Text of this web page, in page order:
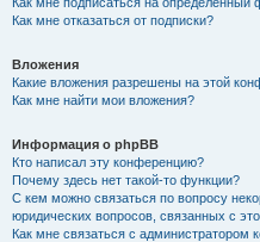
Как мне отказаться от подписки?
Вложения
Какие вложения разрешены на этой
Как мне найти мои вложения?
Информация о phpBB
Кто написал эту конференцию?
Почему здесь нет такой-то функции?
С кем можно связаться по вопросу
юридических вопросов, связанных с
Как мне связаться с администратором